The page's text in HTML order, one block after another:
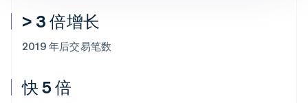
> 3 倍增长
2019 年后交易笔数
快 5 倍
阿联酋